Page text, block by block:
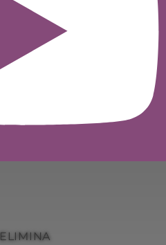
ELIMINA